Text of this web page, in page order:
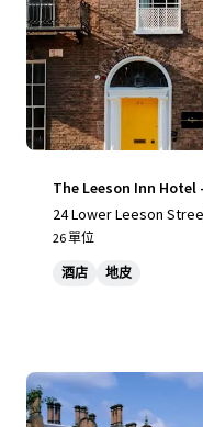
The Leeson Inn
24 Lower Leeson
26 單位
酒店 地皮